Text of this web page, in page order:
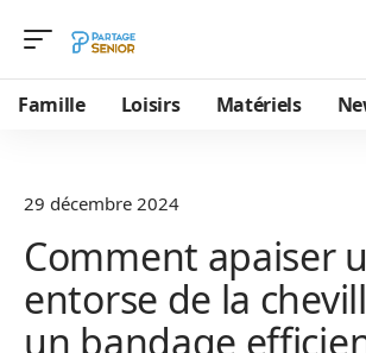
Famille Loisirs Matériels
29 décembre 2024
Comment apaiser
entorse de la
un bandage